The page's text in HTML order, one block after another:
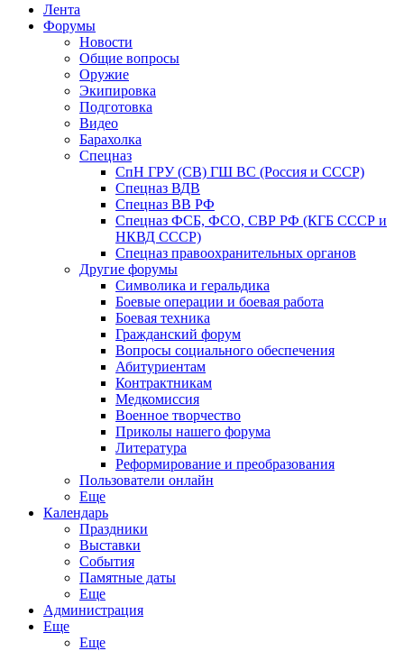
Лента
Форумы
Новости
Общие вопросы
Оружие
Экипировка
Подготовка
Видео
Барахолка
Спецназ
СпН ГРУ (СВ) ГШ ВС (Россия и СССР)
Спецназ ВДВ
Спецназ ВВ РФ
Спецназ ФСБ, ФСО, СВР РФ (КГБ СССР и
НКВД СССР)
Спецназ правоохранительных органов
Другие форумы
Символика и геральдика
Боевые операции и боевая работа
Боевая техника
Гражданский форум
Вопросы социального обеспечения
Абитуриентам
Контрактникам
Медкомиссия
Военное творчество
Приколы нашего форума
Литература
Реформирование и преобразования
Пользователи онлайн
Еще
Календарь
Праздники
Выставки
События
Памятные даты
Еще
Администрация
Еще
Еще